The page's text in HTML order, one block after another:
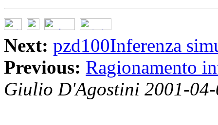
Next: pzd100Inferenza
Previous: Ragionamento
Giulio D'Agostini 2001-